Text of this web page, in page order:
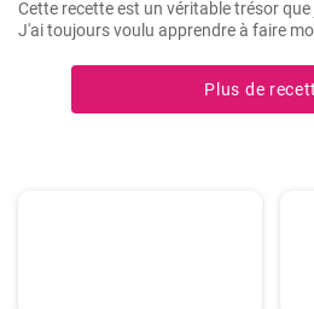
Cette recette est un véritable trésor
J'ai toujours voulu apprendre à faire
goût du pain frais cuit à la maison sont
Plus de